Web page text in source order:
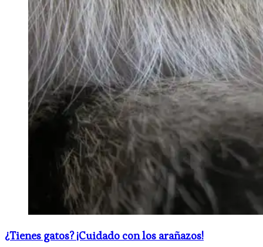
¿Tienes gatos? ¡Cuidado con los arañazos!